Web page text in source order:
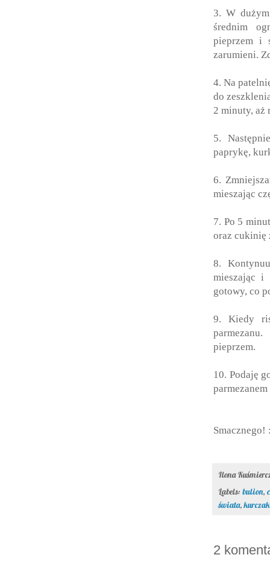
3. W
średnim
pieprzem i
zarumieni.
4. Na
do
2 minuty, aż
5.
paprykę,
6.
mieszając
7. Po 5
oraz cukinię
8.
mieszając i
gotowy, co
9. Kiedy
pieprzem.
10. Podaję
Smacznego!
Ilona
Labels: bulion,
świata,kurczak
2